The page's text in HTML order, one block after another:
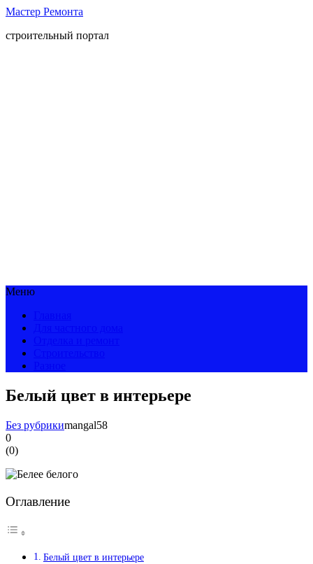
Мастер Ремонта
строительный портал
Меню
Белый цвет в интерьере
Без рубрикиmangal58
0
(0)
Оглавление
Белый цвет в интерьере